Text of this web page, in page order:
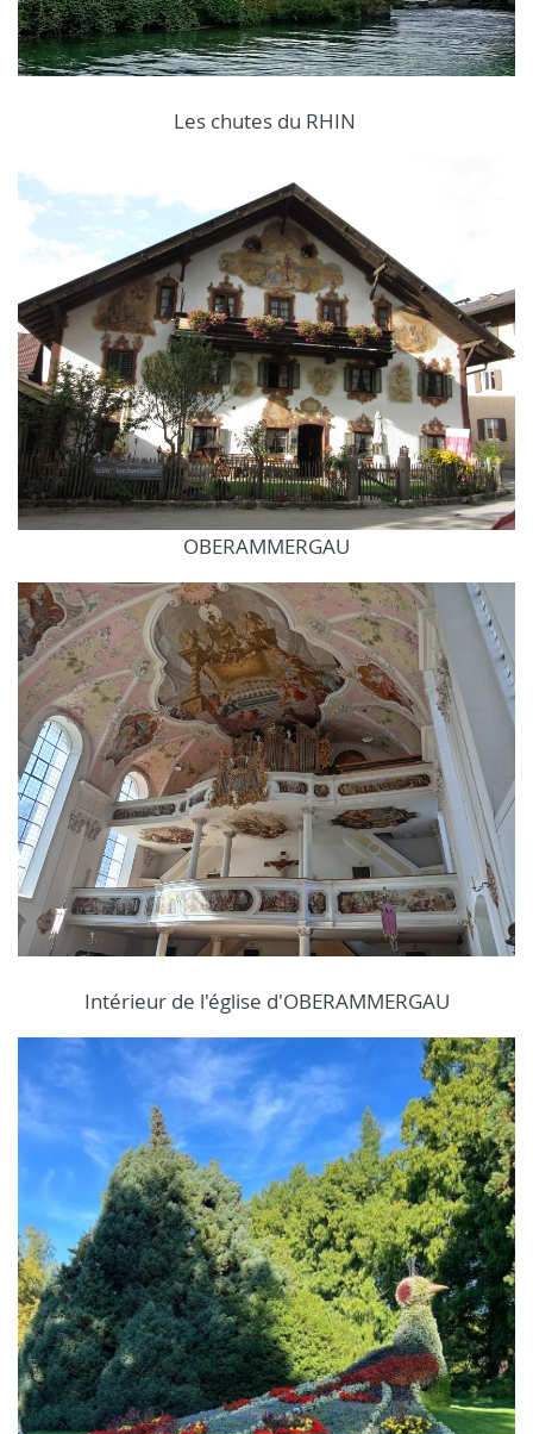
Les chutes du RHIN
OBERAMMERGAU
Intérieur de l'église d'OBERAMMERGAU